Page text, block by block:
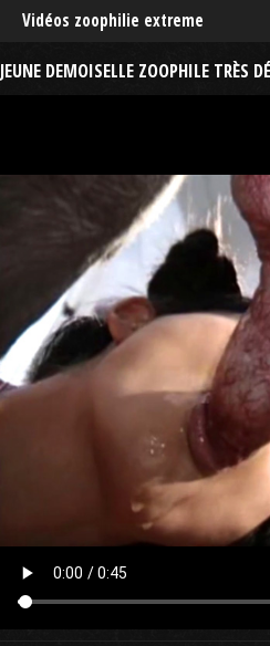
Vidéos zoophilie extreme
JEUNE DEMOISELLE ZOOPHILE TRÈS